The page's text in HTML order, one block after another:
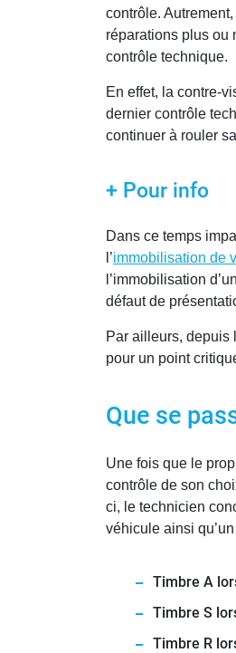
contrôle.
réparations plus ou
contrôle technique.
En effet, la contre-
dernier contrôle
continuer à rouler
+ Pour info
Dans ce temps
l’immobilisation de
l’immobilisation
défaut de
Par ailleurs, depuis
pour un point
Que se
Une fois que le
contrôle de son
ci, le technicien
véhicule ainsi
Timbre A
Timbre S
Timbre R